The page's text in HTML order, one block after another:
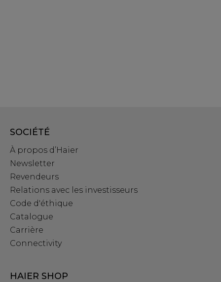
SOCIÉTÉ
À propos d’Haier
Newsletter
Revendeurs
Relations avec les investisseurs
Code d'éthique
Catalogue
Carrière
Connectivity
HAIER SHOP